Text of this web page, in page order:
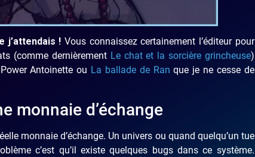
j’attendais ! Vous connaissez certainement l’éditeur pour
(comme dernièrement Le chat et la sorcière grincheuse)
Antoinette ou La ballade de Ran que je ne cesse de
monnaie d’échange
monnaie d’échange. Un univers ou quand quelqu’un tue
c’est qu’il existe quelques bugs dans ce système.